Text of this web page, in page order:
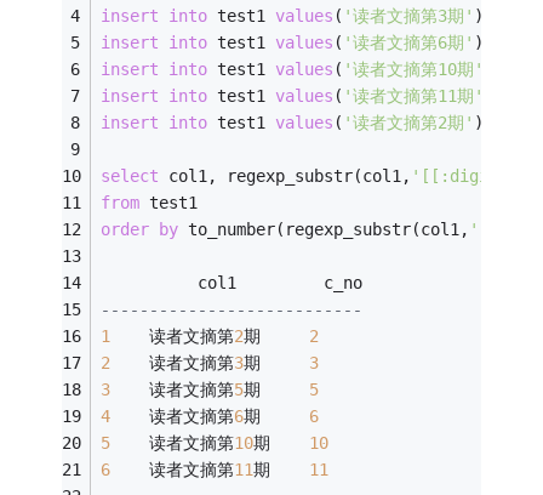
insert
into test1 values ( '读者文摘第3期' );
insert
into test1 values ( '读者文摘第6期' );
insert
into test1 values ( '读者文摘第10期'
insert
into test1 values ( '读者文摘第11期'
insert
into test1 values ( '读者文摘第2期' );
select col1, regexp_substr(col1,
from test1
order by to_number(regexp_substr(col1,
          col1         c_no
---------------------------
1
    读者文摘第
2期 2
2
    读者文摘第
3期 3
3
    读者文摘第
5期 5
4
    读者文摘第
6期 6
5
    读者文摘第
10期 10
6
    读者文摘第
11期 11